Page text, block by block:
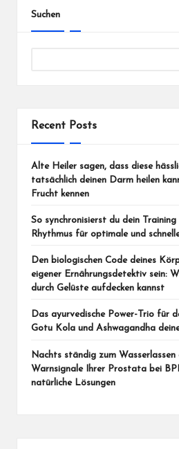
Suchen
Recent Posts
Alte Heiler sagen, dass diese
tatsächlich deinen Darm heilen
Frucht kennen
So synchronisierst du dein
Rhythmus für optimale und
Den biologischen Code deines
eigener Ernährungsdetektiv sein:
durch Gelüste aufdecken kannst
Das ayurvedische Power-Trio für
Gotu Kola und Ashwagandha
Nachts ständig zum Wasserlassen
Warnsignale Ihrer Prostata bei
natürliche Lösungen